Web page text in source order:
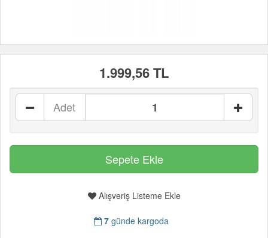
1.999,56 TL
Adet
Alışveriş Listeme Ekle
7günde kargoda